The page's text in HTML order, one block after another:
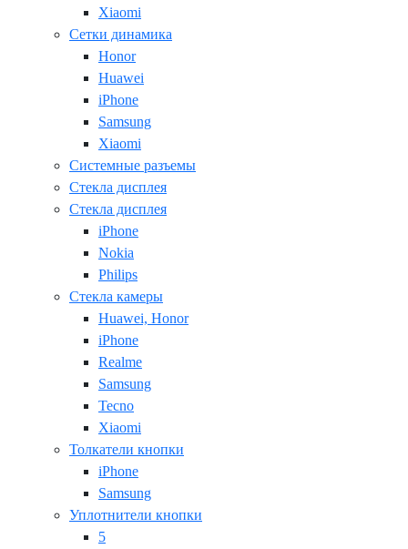
Xiaomi
Сетки динамика
Honor
Huawei
iPhone
Samsung
Xiaomi
Системные разъемы
Стекла дисплея
Стекла дисплея
iPhone
Nokia
Philips
Стекла камеры
Huawei, Honor
iPhone
Realme
Samsung
Tecno
Xiaomi
Толкатели кнопки
iPhone
Samsung
Уплотнители кнопки
5